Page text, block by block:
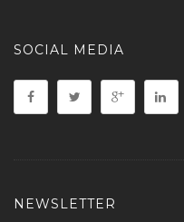
SOCIAL MEDIA
NEWSLETTER